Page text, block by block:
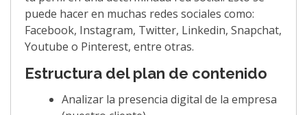
puede hacer en muchas redes sociales como:
Facebook, Instagram, Twitter, Linkedin, Snapchat,
Youtube o Pinterest, entre otras.
Estructura del plan de contenido
Analizar la presencia digital de la empresa